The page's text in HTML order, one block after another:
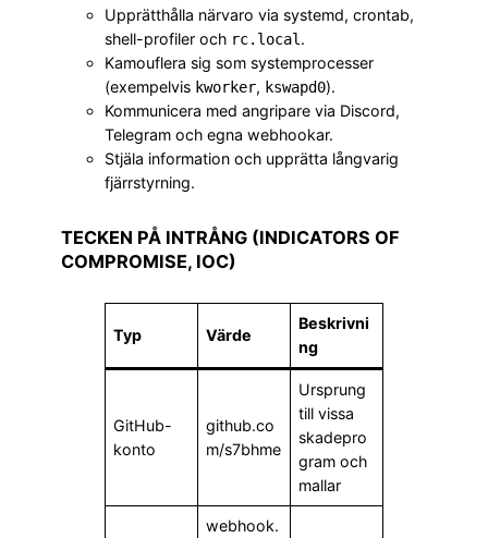
Upprätthålla närvaro via systemd, crontab,
shell-profiler och rc.local.
Kamouflera sig som systemprocesser
(exempelvis kworker, kswapd0).
Kommunicera med angripare via Discord,
Telegram och egna webhookar.
Stjäla information och upprätta långvarig
fjärrstyrning.
TECKEN PÅ INTRÅNG (INDICATORS OF
COMPROMISE, IOC)
Typ Värde
Beskrivni
ng
GitHub-
konto
github.co
m/s7bhme
Ursprung
till vissa
skadepro
gram och
mallar
webhook.